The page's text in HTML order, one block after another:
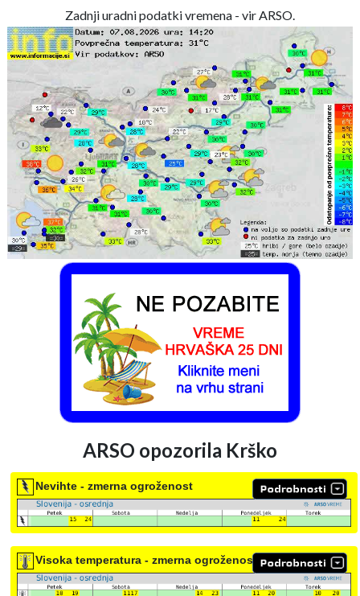
Zadnji uradni podatki vremena - vir ARSO.
ARSO opozorila Krško
Nevihte - zmerna ogroženost
Visoka temperatura - zmerna ogroženost